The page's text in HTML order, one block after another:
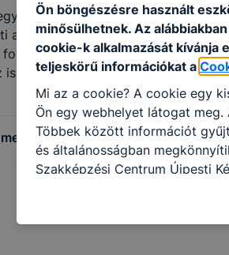
Závori Szilvia tanárnőnél
anyagot is náluk lehet leadni.
folyamatos.
vezetéséből megbízott
Ön böngészésre használt
minősülhetnek. Az
cookie-k alkalmazását kívánja
teljeskörű információkat a
Mi az a cookie? A cookie egy
Ön egy webhelyet látogat
Többek között információt
és általánosságban
Szakképzési Centrum Újpesti
kat a következő célokból
hogyan használja Ön a
részeit látogatja, vagy